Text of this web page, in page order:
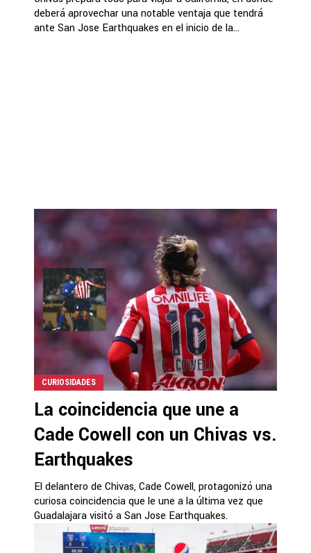
deberá aprovechar una notable ventaja que tendrá
ante San Jose Earthquakes en el inicio de la...
CURIOSIDADES
La coincidencia que une a
Cade Cowell con un Chivas vs.
Earthquakes
El delantero de Chivas, Cade Cowell, protagonizó una
curiosa coincidencia que le une a la última vez que
Guadalajara visitó a San Jose Earthquakes.